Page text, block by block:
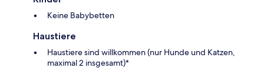
Keine Babybetten
Haustiere
Haustiere sind willkommen (nur Hunde und Katzen,
maximal 2 insgesamt)*